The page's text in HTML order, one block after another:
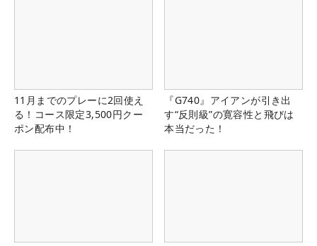
11月までのプレーに2回使え
る！コース限定3,500円クー
ポン配布中！
『G740』アイアンが引き出
す“反則級”の寛容性と飛びは
本当だった！